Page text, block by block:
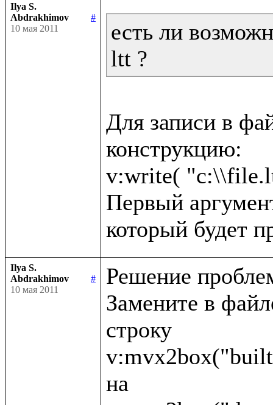
Ilya S.
Abdrakhimov
#
10 мая 2011
есть ли
ltt ?
Для записи в
конструкцию:
v:write(
Первый
Ilya S.
Abdrakhimov
#
10 мая 2011
Решение
Замените в
строку
на